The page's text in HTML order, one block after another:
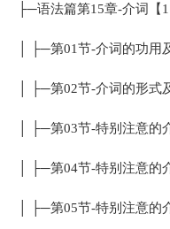
├─语法篇第15章-介词【
│ ├─第01节-介词的功用
│ ├─第02节-介词的形式
│ ├─第03节-特别注意的
│ ├─第04节-特别注意的
│ ├─第05节-特别注意的